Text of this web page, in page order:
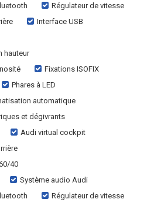
Régulateur de vitesse
Interface USB
hauteur
Fixations ISOFIX
Phares à LED
automatique
et dégivrants
Audi virtual cockpit
40
Système audio Audi
Régulateur de vitesse